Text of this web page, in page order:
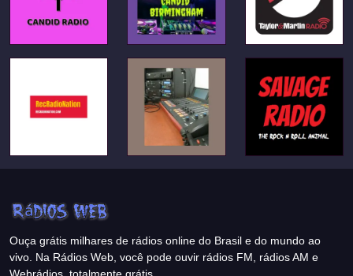
Ouça grátis milhares de rádios online do Brasil e do mundo ao
vivo. Na Rádios Web, você pode ouvir rádios FM, rádios AM e